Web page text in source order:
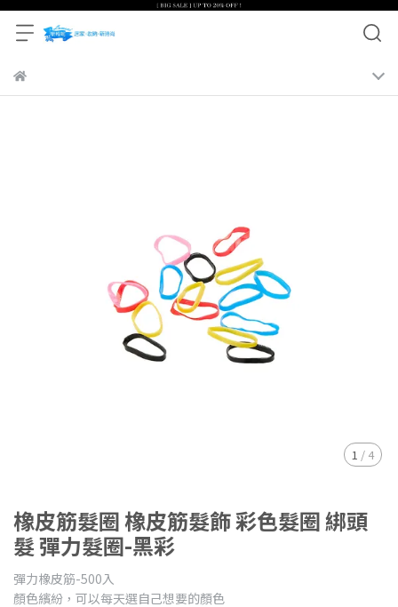
1 / 4
橡皮筋髮圈 橡皮筋髮飾 彩色髮圈 綁頭
髮 彈力髮圈-黑彩
彈力橡皮筋-500入
顏色繽紛，可以每天選自己想要的顏色